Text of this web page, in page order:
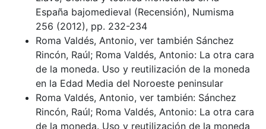
España bajomedieval (Recensión), Numisma
256 (2012), pp. 232-234
Roma Valdés, Antonio, ver también Sánchez
Rincón, Raúl; Roma Valdés, Antonio: La otra cara
de la moneda. Uso y reutilización de la moneda
en la Edad Media del Noroeste peninsular
Roma Valdés, Antonio, ver también: Sánchez
Rincón, Raúl; Roma Valdés, Antonio: La otra cara
de la moneda. Uso y reutilización de la moneda